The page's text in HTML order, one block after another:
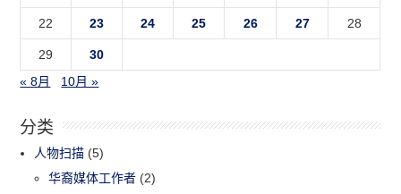
22 23 24 25 26 27 28
29
30
« 8月
10月 »
分类
人物扫描 (5)
华裔媒体工作者 (2)